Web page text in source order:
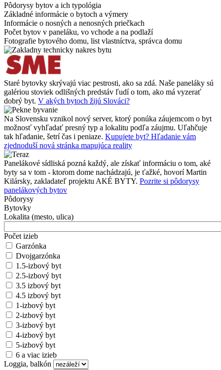
Pôdorysy bytov a ich typológia
Základné informácie o bytoch a výmery
Informácie o nosných a nenosných priečkach
Počet bytov v paneláku, vo vchode a na podlaží
Fotografie bytového domu, list vlastníctva, správca domu
Staré bytovky skrývajú viac pestrosti, ako sa zdá. Naše paneláky sú
galériou stoviek odlišných predstáv ľudí o tom, ako má vyzerať
dobrý byt. V akých bytoch žijú Slováci?
Na Slovensku vznikol nový server, ktorý ponúka záujemcom o byt
možnosť vyhľadať presný typ a lokalitu podľa záujmu. Uľahčuje
tak hľadanie, šetrí čas i peniaze. Kupujete byt? Hľadanie vám
zjednoduší nová stránka mapujúca reality
Panelákové sídliská pozná každý, ale získať informáciu o tom, aké
byty sa v tom - ktorom dome nachádzajú, je ťažké, hovorí Martin
Kilársky, zakladateľ projektu AKÉ BYTY. Pozrite si pôdorysy
panelákových bytov
Pôdorysy
Bytovky
Lokalita (mesto, ulica)
Počet izieb
Garzónka
Dvojgarzónka
1.5-izbový byt
2.5-izbový byt
3.5 izbový byt
4.5 izbový byt
1-izbový byt
2-izbový byt
3-izbový byt
4-izbový byt
5-izbový byt
6 a viac izieb
Loggia, balkón